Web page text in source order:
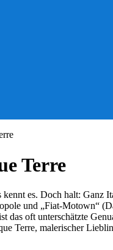
Terre
es. Doch halt: Ganz
und „Fiat-Motown“
das oft unterschätzte
Terre, malerischer